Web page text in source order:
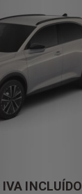
IVA INCLUÍDO